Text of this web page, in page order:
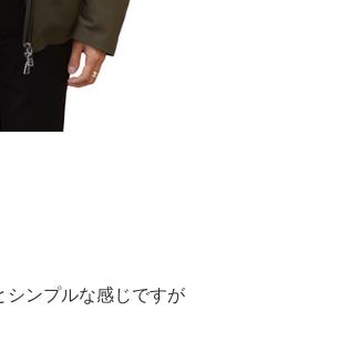
シンプルな感じですが